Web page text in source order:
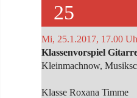
25
Mi, 25.1.2017, 17.00
Klassenvorspiel
Kleinmachnow,
Klasse Roxana Timme